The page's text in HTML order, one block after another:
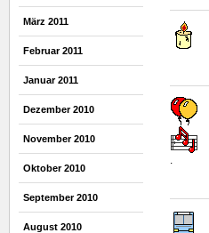
März 2011
Februar 2011
Januar 2011
Dezember 2010
November 2010
Oktober 2010
September 2010
August 2010
.